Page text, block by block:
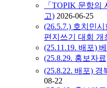
「TOPIK 문항
고) 2026-06-25
(26.5.7.) 호치민
편지쓰기 대회 개
(25.11.19. 배포)
(25.8.29. 홍보자
(25.8.22. 배포)
08-22